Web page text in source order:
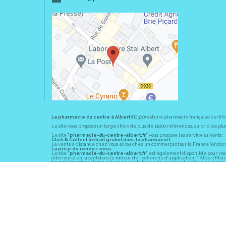
La pharmacie du centre à Albert(80300) est une pharmacie française
Le site vous propose un large choix de plus de 11000 références, au prix les
Le site "pharmacie-du-centre-albert.fr" vous propose les service suivants :
Click & Collect (retrait gratuit dans la pharmacie).
La vente à distance chez vous et/ou chez un commerçant sur la France
La prise de rendez-vous.
Le site "pharmacie-du-centre-albert.fr" est également disponible pour vos
ultérieure) en tapant dans le moteur de recherche d' application : " Albert
Le paiement en ligneest assuré par la borne de paiement entièrement